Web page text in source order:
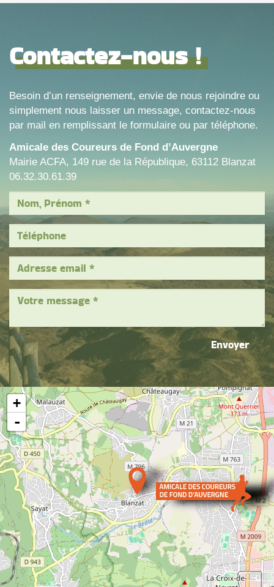
Contactez-nous !
Besoin d’un renseignement, envie de nous rejoindre ou
simplement nous laisser un message, contactez-nous
par mail en remplissant le formulaire ou par téléphone.
Amicale des Coureurs de Fond d’Auvergne
Mairie ACFA, 149 rue de la République, 63112 Blanzat
06.32.30.61.39
Envoyer
+
-